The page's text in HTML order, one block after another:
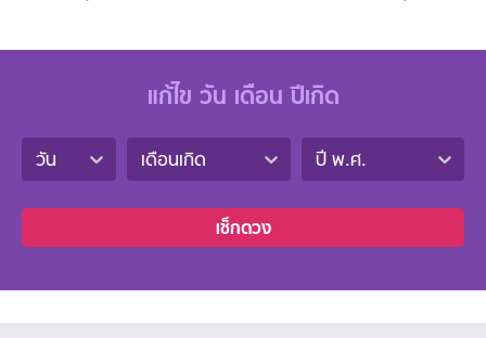
แก้ไข วัน เดือน ปีเกิด
วัน เดือนเกิด ปี พ.ศ.
เช็กดวง